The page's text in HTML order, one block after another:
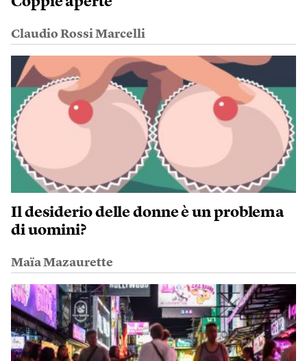
Claudio Rossi Marcelli
Il desiderio delle donne è un problema
di uomini?
Maïa Mazaurette